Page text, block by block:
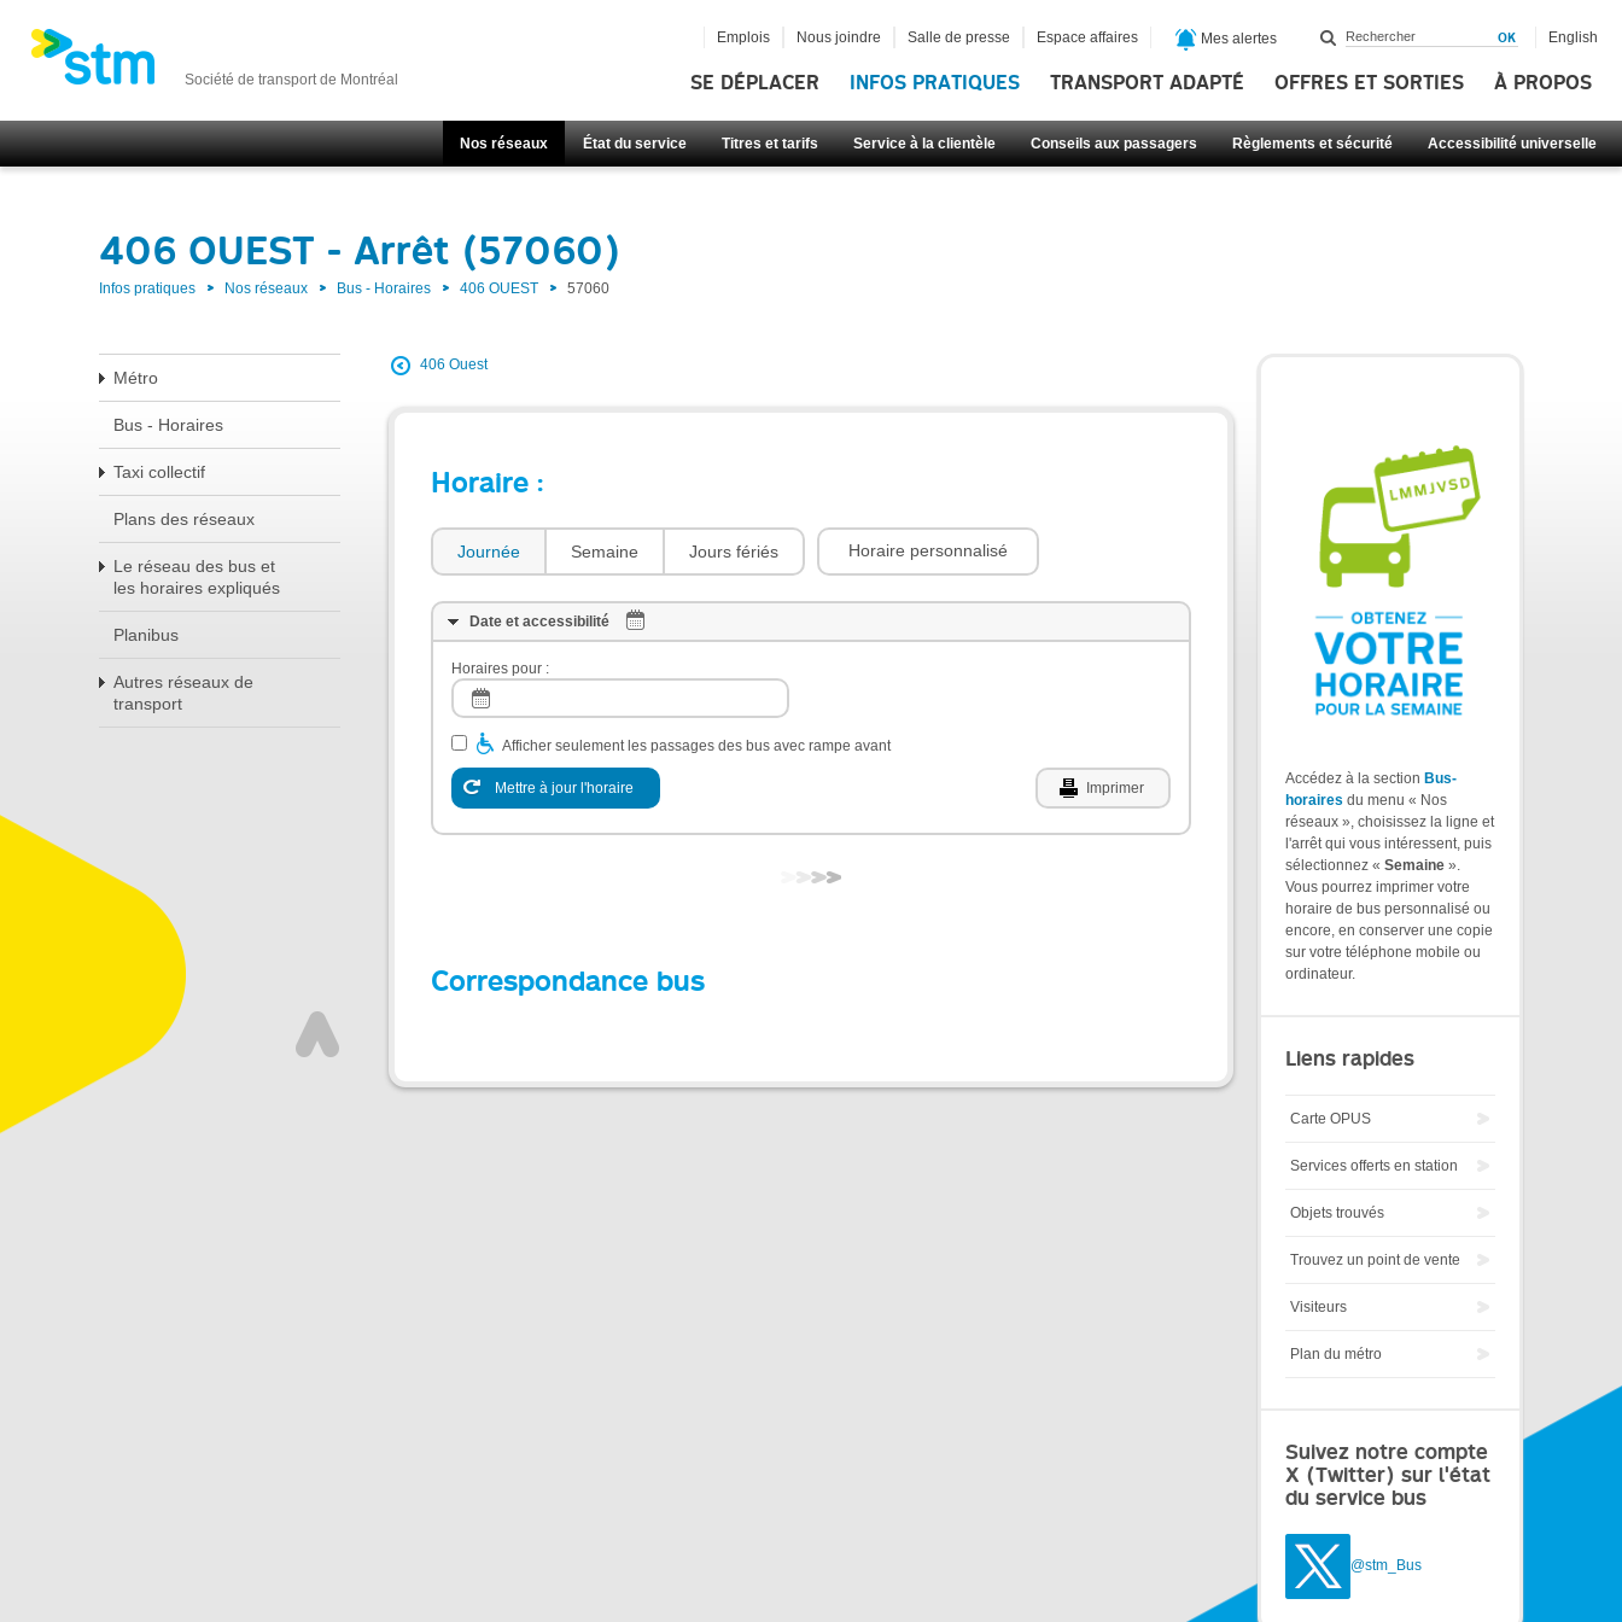
Société de transport de Montréal SE DÉPLACER INFOS PRATIQUES TRANSPORT ADAPTÉ OFFRES ET SORTIES À PROPOS
Nos réseaux État du service Titres et tarifs Service à la clientèle Conseils aux passagers Règlements et sécurité Accessibilité universelle
Emplois Nous joindre Salle de presse Espace affaires Mes alertes English
406 OUEST - Arrêt (57060)
Infos pratiques Nos réseaux Bus - Horaires 406 OUEST 57060
Métro
Bus - Horaires
Taxi collectif
Plans des réseaux
Le réseau des bus et
les horaires expliqués
Planibus
Autres réseaux de
transport
406 Ouest
Horaire :
Journée Semaine Jours fériés Horaire personnalisé
Date et accessibilité
Horaires pour :
Afficher seulement les passages des bus avec rampe avant
Mettre à jour l'horaire Imprimer
Correspondance bus
Accédez à la section Bus-
horaires du menu « Nos
réseaux », choisissez la ligne et
l'arrêt qui vous intéressent, puis
sélectionnez « Semaine ».
Vous pourrez imprimer votre
horaire de bus personnalisé ou
encore, en conserver une copie
sur votre téléphone mobile ou
ordinateur.
Liens rapides
Carte OPUS
Services offerts en station
Objets trouvés
Trouvez un point de vente
Visiteurs
Plan du métro
Suivez notre compte
X (Twitter) sur l'état
du service bus
@stm_Bus